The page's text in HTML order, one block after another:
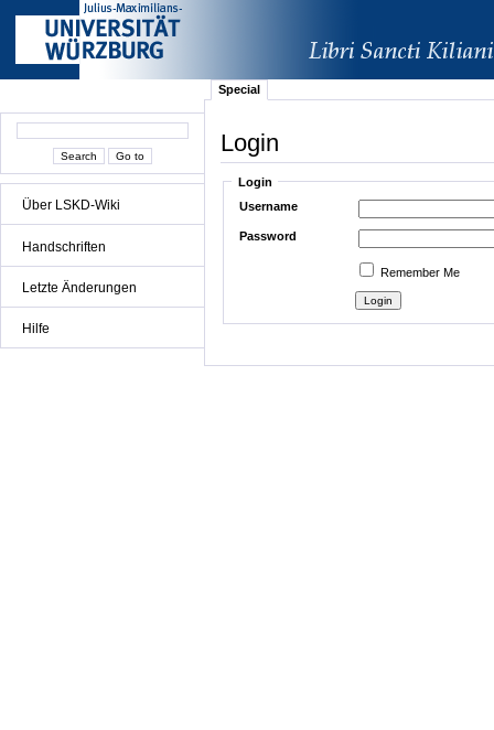
Über LSKD-Wiki
Handschriften
Letzte Änderungen
Hilfe
Special
Login
Login
Username
Password
Remember Me